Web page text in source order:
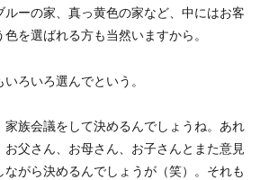
ルーの家、真っ黄色の家など、中にはお客
色を選ばれる方も当然いますから。
いろいろ選んでという。
家族会議をして決めるんでしょうね。あれ
父さん、お母さん、お子さんとまた意見
がら決めるんでしょうが（笑）。それも